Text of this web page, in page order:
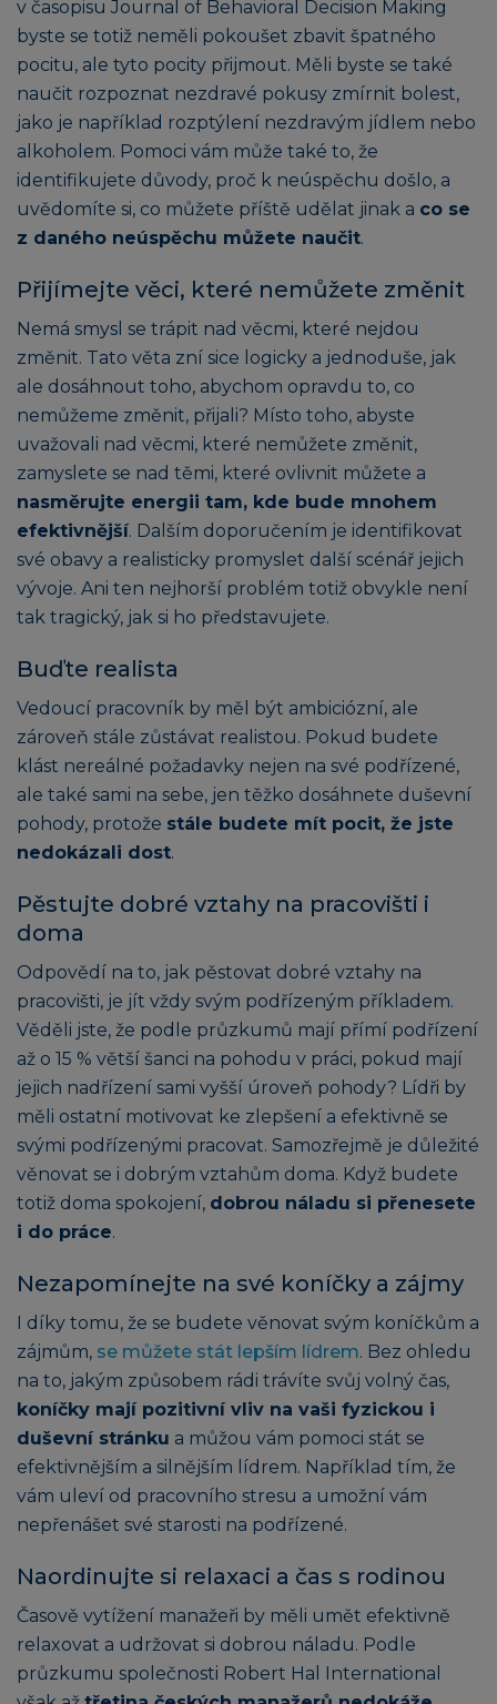
v časopisu Journal of Behavioral Decision Making
byste se totiž neměli pokoušet zbavit špatného
pocitu, ale tyto pocity přijmout. Měli byste se také
naučit rozpoznat nezdravé pokusy zmírnit bolest,
jako je například rozptýlení nezdravým jídlem nebo
alkoholem. Pomoci vám může také to, že
identifikujete důvody, proč k neúspěchu došlo, a
uvědomíte si, co můžete příště udělat jinak a co se
z daného neúspěchu můžete naučit.
Přijímejte věci, které nemůžete změnit
Nemá smysl se trápit nad věcmi, které nejdou
změnit. Tato věta zní sice logicky a jednoduše, jak
ale dosáhnout toho, abychom opravdu to, co
nemůžeme změnit, přijali? Místo toho, abyste
uvažovali nad věcmi, které nemůžete změnit,
zamyslete se nad těmi, které ovlivnit můžete a
nasměrujte energii tam, kde bude mnohem
efektivnější. Dalším doporučením je identifikovat
své obavy a realisticky promyslet další scénář jejich
vývoje. Ani ten nejhorší problém totiž obvykle není
tak tragický, jak si ho představujete.
Buďte realista
Vedoucí pracovník by měl být ambiciózní, ale
zároveň stále zůstávat realistou. Pokud budete
klást nereálné požadavky nejen na své podřízené,
ale také sami na sebe, jen těžko dosáhnete duševní
pohody, protože stále budete mít pocit, že jste
nedokázali dost.
Pěstujte dobré vztahy na pracovišti i
doma
Odpovědí na to, jak pěstovat dobré vztahy na
pracovišti, je jít vždy svým podřízeným příkladem.
Věděli jste, že podle průzkumů mají přímí podřízení
až o 15 % větší šanci na pohodu v práci, pokud mají
jejich nadřízení sami vyšší úroveň pohody? Lídři by
měli ostatní motivovat ke zlepšení a efektivně se
svými podřízenými pracovat. Samozřejmě je důležité
věnovat se i dobrým vztahům doma. Když budete
totiž doma spokojení, dobrou náladu si přenesete
i do práce.
Nezapomínejte na své koníčky a zájmy
I díky tomu, že se budete věnovat svým koníčkům a
zájmům, se můžete stát lepším lídrem. Bez ohledu
na to, jakým způsobem rádi trávíte svůj volný čas,
koníčky mají pozitivní vliv na vaši fyzickou i
duševní stránku a můžou vám pomoci stát se
efektivnějším a silnějším lídrem. Například tím, že
vám uleví od pracovního stresu a umožní vám
nepřenášet své starosti na podřízené.
Naordinujte si relaxaci a čas s rodinou
Časově vytížení manažeři by měli umět efektivně
relaxovat a udržovat si dobrou náladu. Podle
průzkumu společnosti Robert Hal International